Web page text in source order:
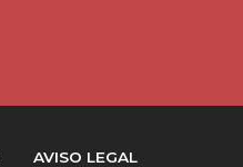
AVISO LEGAL